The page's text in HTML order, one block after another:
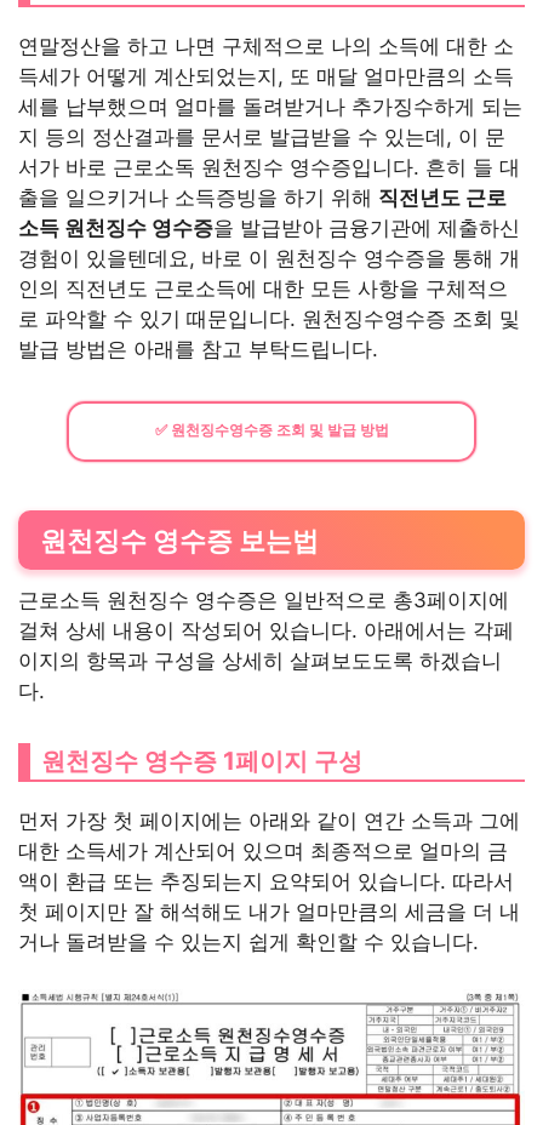
연말정산을 하고 나면 구체적으로 나의 소득에 대한 소
득세가 어떻게 계산되었는지, 또 매달 얼마만큼의 소득
세를 납부했으며 얼마를 돌려받거나 추가징수하게 되는
지 등의 정산결과를 문서로 발급받을 수 있는데, 이 문
서가 바로 근로소독 원천징수 영수증입니다. 흔히 들 대
출을 일으키거나 소득증빙을 하기 위해 직전년도 근로
소득 원천징수 영수증을 발급받아 금융기관에 제출하신
경험이 있을텐데요, 바로 이 원천징수 영수증을 통해 개
인의 직전년도 근로소득에 대한 모든 사항을 구체적으
로 파악할 수 있기 때문입니다. 원천징수영수증 조회 및
발급 방법은 아래를 참고 부탁드립니다.
✅ 원천징수영수증 조회 및 발급 방법
원천징수 영수증 보는법
근로소득 원천징수 영수증은 일반적으로 총3페이지에
걸쳐 상세 내용이 작성되어 있습니다. 아래에서는 각페
이지의 항목과 구성을 상세히 살펴보도도록 하겠습니
다.
원천징수 영수증 1페이지 구성
먼저 가장 첫 페이지에는 아래와 같이 연간 소득과 그에
대한 소득세가 계산되어 있으며 최종적으로 얼마의 금
액이 환급 또는 추징되는지 요약되어 있습니다. 따라서
첫 페이지만 잘 해석해도 내가 얼마만큼의 세금을 더 내
거나 돌려받을 수 있는지 쉽게 확인할 수 있습니다.